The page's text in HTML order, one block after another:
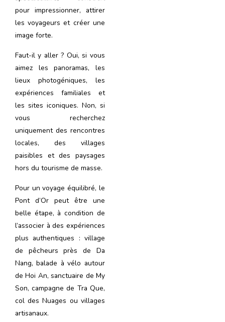
pour impressionner, attirer
les voyageurs et créer une
image forte.
Faut-il y aller ? Oui, si vous
aimez les panoramas, les
lieux photogéniques, les
expériences familiales et
les sites iconiques. Non, si
vous recherchez
uniquement des rencontres
locales, des villages
paisibles et des paysages
hors du tourisme de masse.
Pour un voyage équilibré, le
Pont d’Or peut être une
belle étape, à condition de
l’associer à des expériences
plus authentiques : village
de pêcheurs près de Da
Nang, balade à vélo autour
de Hoi An, sanctuaire de My
Son, campagne de Tra Que,
col des Nuages ou villages
artisanaux.